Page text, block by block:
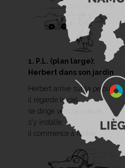
1. P.L. (plan large):
Herbert dans son jardin
Herbert arrive sur la pelouse:
il regarde le ciel,
se dirige vers sa voiture,
s'y installe;
il commence à rouler.